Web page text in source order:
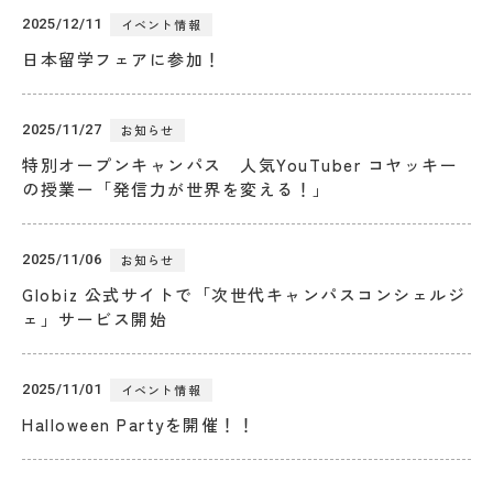
ACCESS
2025/12/11 イベント情報
日本留学フェアに参加！
2025/11/27 お知らせ
特別オープンキャンパス 人気YouTuber コヤッキー
の授業ー「発信力が世界を変える！」
2025/11/06 お知らせ
Globiz 公式サイトで「次世代キャンパスコンシェルジ
ェ」サービス開始
2025/11/01 イベント情報
Halloween Partyを開催！！